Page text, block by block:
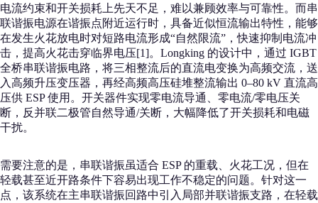
电流约束和开关损耗上先天不足，难以兼顾效率与可靠性。而串
联谐振电源在谐振点附近运行时，具备近似恒流输出特性，能够
在发生火花放电时对短路电流形成“自然限流”，快速抑制电流冲
击，提高火花击穿临界电压[1]。Longking 的设计中，通过 IGBT
全桥串联谐振电路，将三相整流后的直流电变换为高频交流，送
入高频升压变压器，再经高频高压硅堆整流输出 0–80 kV 直流高
压供 ESP 使用。开关器件实现零电流导通、零电流/零电压关
断，反并联二极管自然导通/关断，大幅降低了开关损耗和电磁
干扰。
需要注意的是，串联谐振虽适合 ESP 的重载、火花工况，但在
轻载甚至近开路条件下容易出现工作不稳定的问题。针对这一
点，该系统在主串联谐振回路中引入局部并联谐振支路，在轻载